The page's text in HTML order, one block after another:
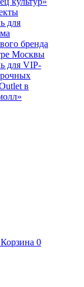
для
бренда
Москвы
для VIP-
в
Корзина 0